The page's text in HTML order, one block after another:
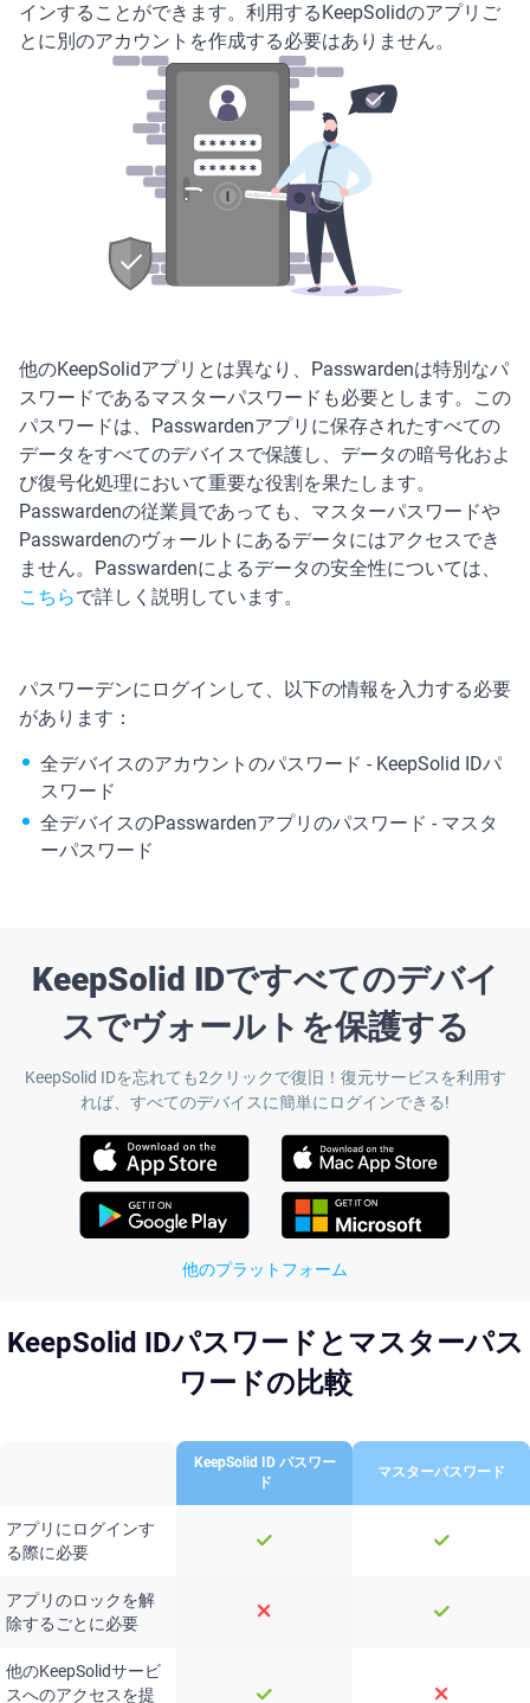
インすることができます。利用するKeepSolidのアプリご
とに別のアカウントを作成する必要はありません。
他のKeepSolidアプリとは異なり、Passwardenは特別なパ
スワードであるマスターパスワードも必要とします。この
パスワードは、Passwardenアプリに保存されたすべての
データをすべてのデバイスで保護し、データの暗号化およ
び復号化処理において重要な役割を果たします。
Passwardenの従業員であっても、マスターパスワードや
Passwardenのヴォールトにあるデータにはアクセスでき
ません。Passwardenによるデータの安全性については、
こちらで詳しく説明しています。
パスワーデンにログインして、以下の情報を入力する必要
があります：
全デバイスのアカウントのパスワード - KeepSolid IDパ
スワード
全デバイスのPasswardenアプリのパスワード - マスタ
ーパスワード
KeepSolid IDですべてのデバイ
スでヴォールトを保護する
KeepSolid IDを忘れても2クリックで復旧！復元サービスを利用す
れば、すべてのデバイスに簡単にログインできる!
他のプラットフォーム
KeepSolid IDパスワードとマスターパス
ワードの比較
KeepSolid ID パスワー
ド
マスターパスワード
アプリにログインす
る際に必要
アプリのロックを解
除するごとに必要
他のKeepSolidサービ
スへのアクセスを提